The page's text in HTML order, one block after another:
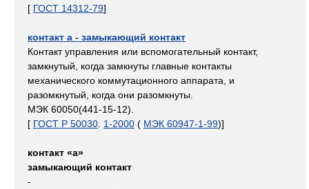
[ ГОСТ 14312-79]
контакт a - замыкающий контакт
Контакт управления или вспомогательный контакт,
замкнутый, когда замкнуты главные контакты
механического коммутационного аппарата, и
разомкнутый, когда они разомкнуты.
МЭК 60050(441-15-12).
[ ГОСТ Р 50030 1-2000 ( МЭК 60947-1-99)]
контакт «а»
замыкающий контакт
-